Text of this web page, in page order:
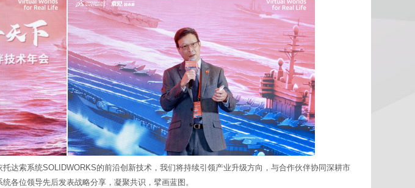
达索系统SOLIDWORKS的前沿创新技术，我们将持续引领产业升级方向，与合作伙伴协同深耕市
各位领导先后发表战略分享，凝聚共识，擘画蓝图。